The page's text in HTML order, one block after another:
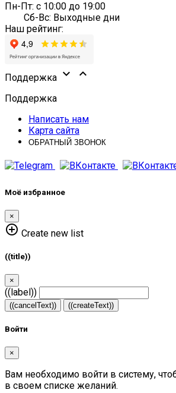
Пн-Пт: с 10:00 до 19:00
Сб-Вс: Выходные дни
Наш рейтинг:
Поддержка  
Поддержка
Написать нам
Карта сайта
ОБРАТНЫЙ ЗВОНОК
Моё избранное
×
add_circle_outline Create new list
((title))
×
((label))
((cancelText)) ((createText))
Войти
×
Вам необходимо войти в систему,
в своем списке желаний.